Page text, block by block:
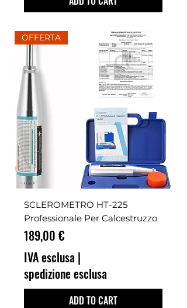
OFFERTA
SCLEROMETRO HT-225
Professionale Per Calcestruzzo
Prezzo
189,00 €
IVA esclusa |
spedizione esclusa
ADD TO CART